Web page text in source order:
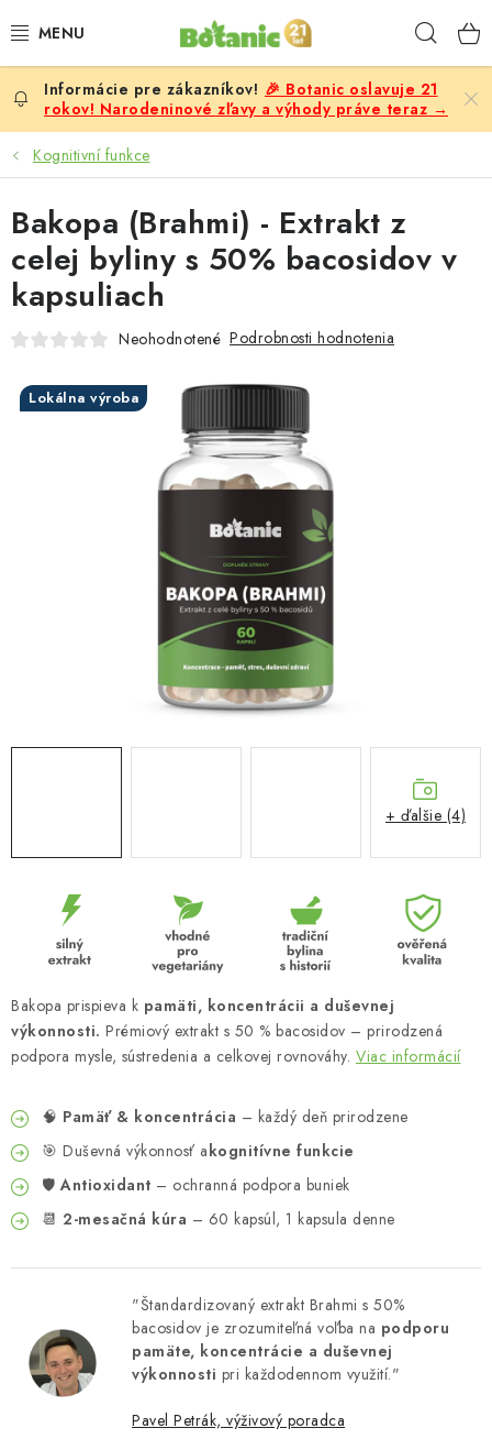
na
PREMIUM
DOPLNKY STRAVY
CIELE
POTRAVINY A NÁPOJE
ZLOŽKY
Recenzie
Vernostný program
Kontakty
🎉 Botanic oslavuje 21
rokov! Narodeninové zľavy a výhody práve teraz →
Kognitivní funkce
Bakopa prispieva k pamäti, koncentrácii a duševnej
výkonnosti. Prémiový extrakt s 50 % bacosidov – prirodzená
podpora mysle, sústredenia a celkovej rovnováhy. Viac informácií
🧠 Pamäť & koncentrácia – každý deň prirodzene
🎯 Duševná výkonnosť akognitívne funkcie
🛡️Antioxidant – ochranná podpora buniek
📆 2-mesačná kúra – 60 kapsúl, 1 kapsula denne
"Štandardizovaný extrakt Brahmi s 50%
bacosidov je zrozumiteľná voľba na podporu
pamäte, koncentrácie a duševnej
výkonnosti pri každodennom využití."
Pavel Petrák, výživový poradca
Bakopa (Brahmi) - Extrakt z
celej byliny s 50% bacosidov v
kapsuliach
Neohodnotené Podrobnosti hodnotenia
Lokálna výroba
+ ďalšie (4)